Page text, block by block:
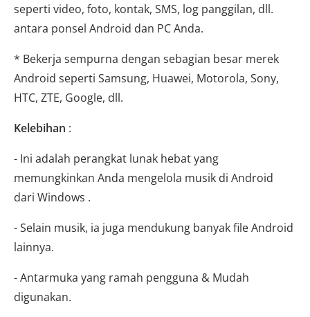
seperti video, foto, kontak, SMS, log panggilan, dll.
antara ponsel Android dan PC Anda.
* Bekerja sempurna dengan sebagian besar merek
Android seperti Samsung, Huawei, Motorola, Sony,
HTC, ZTE, Google, dll.
Kelebihan :
- Ini adalah perangkat lunak hebat yang
memungkinkan Anda mengelola musik di Android
dari Windows .
- Selain musik, ia juga mendukung banyak file Android
lainnya.
- Antarmuka yang ramah pengguna & Mudah
digunakan.